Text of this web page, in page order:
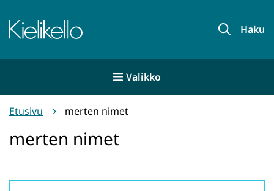
sisältöön
Etusivu Haku
Valikko
Etusivu merten nimet
merten nimet